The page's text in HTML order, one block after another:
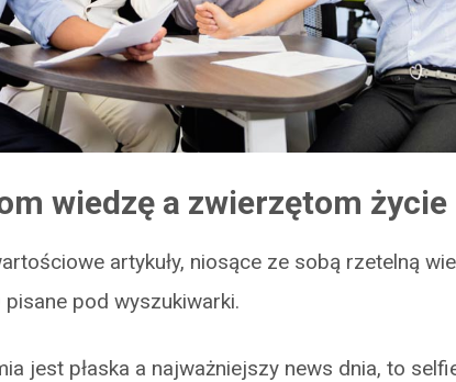
wiedzę a zwierzętom
artykuły, niosące ze sobą rzetelną
pisane pod wyszukiwarki.
jest płaska a najważniejszy news dnia, to